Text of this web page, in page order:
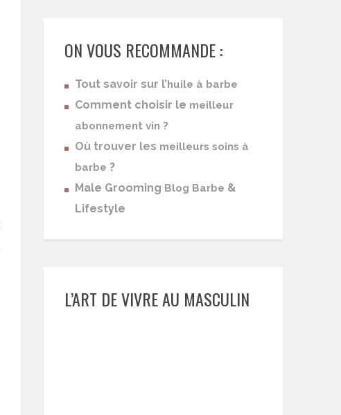
ON VOUS RECOMMANDE :
Tout savoir sur l’huile à barbe
Comment choisir le meilleur
abonnement vin ?
Où trouver les meilleurs soins à
barbe ?
Male Grooming Blog Barbe &
Lifestyle
L’ART DE VIVRE AU MASCULIN